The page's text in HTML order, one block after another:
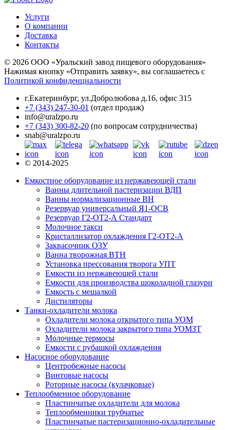
Услуги
О компании
Доставка
Контакты
© 2026 ООО «Уральский завод пищевого оборудования»
Нажимая кнопку «Отправить заявку», вы соглашаетесь с
Политикой конфиденциальности
г.Екатеринбург, ул.Добролюбова д.16, офис 315
+7 (343) 247-30-01 (отдел продаж)
info@uralzpo.ru
+7 (343) 300-82-20 (по вопросам сотрудничества)
snab@uralzpo.ru
© 2014-2025
Емкостное оборудование из нержавеющей стали
Ванны длительной пастеризации ВДП
Ванны нормализационные ВН
Резервуар универсальный Я1-ОСВ
Резервуар Г2-ОТ2-А Стандарт
Молочное такси
Кристаллизатор охлаждения Г2-ОТ2-А
Заквасочник ОЗУ
Ванна творожная ВТН
Установка прессования творога УПТ
Емкости из нержавеющей стали
Емкости для производства шоколадной глазури
Емкость с мешалкой
Дистиляторы
Танки-охладители молока
Охладители молока открытого типа УОМ
Охладители молока закрытого типа УОМЗТ
Молочные термосы
Емкости с рубашкой охлаждения
Насосное оборудование
Центробежные насосы
Винтовые насосы
Роторные насосы (кулачковые)
Теплообменное оборудование
Пластинчатые охладители для молока
Теплообменники трубчатые
Пластинчатые пастеризационно-охладительные